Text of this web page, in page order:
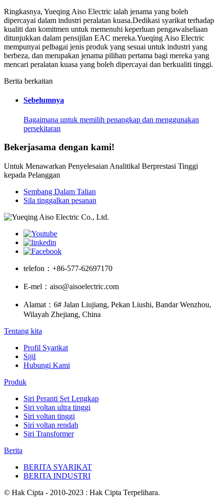
Ringkasnya, Yueqing Aiso Electric ialah jenama yang boleh
dipercayai dalam industri peralatan kuasa.Dedikasi syarikat terhadap
kualiti dan komitmen untuk memenuhi keperluan pengawalseliaan
ditunjukkan dalam pensijilan EAC mereka.Yueqing Aiso Electric
mempunyai pelbagai jenis produk yang sesuai untuk industri yang
berbeza, dan merupakan jenama pilihan pertama bagi mereka yang
mencari peralatan kuasa yang boleh dipercayai dan berkualiti tinggi.
Berita berkaitan
Sebelumnya
Bagaimana untuk memilih penangkap dan menggunakan
persekitaran
Bekerjasama dengan kami!
Untuk Menawarkan Penyelesaian Analitikal Berprestasi Tinggi
kepada Pelanggan
Sembang Dalam Talian
Sila tinggalkan pesanan
telefon： +86-577-62697170
E-mel： aiso@aisoelectric.com
Alamat： 6# Jalan Liujiang, Pekan Liushi, Bandar Wenzhou,
Wilayah Zhejiang, China
Tentang kita
Profil Syarikat
Sijil
Hubungi Kami
Produk
Siri Peranti Set Lengkap
Siri voltan ultra tinggi
Siri voltan tinggi
Siri voltan rendah
Siri Transformer
Berita
BERITA SYARIKAT
BERITA INDUSTRI
© Hak Cipta - 2010-2023 : Hak Cipta Terpelihara.